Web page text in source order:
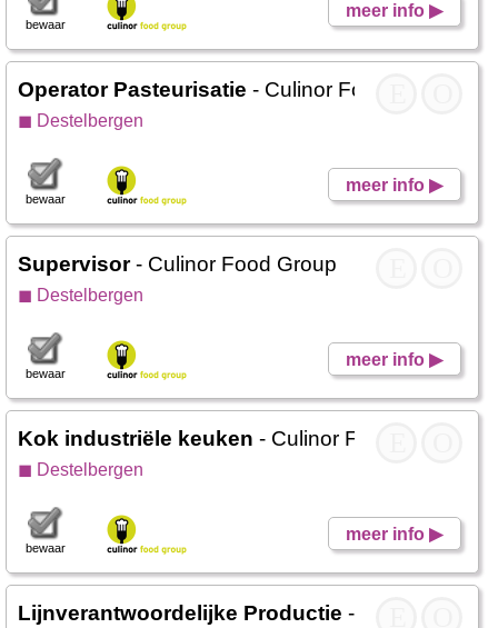
meer info ▶
bewaar
Operator Pasteurisatie - Culinor Food Group
◼ Destelbergen
meer info ▶
bewaar
Supervisor- Culinor Food Group
◼ Destelbergen
meer info ▶
bewaar
Kok industriële keuken - Culinor Food Group
◼ Destelbergen
meer info ▶
bewaar
Lijnverantwoordelijke Productie - Culinor Food